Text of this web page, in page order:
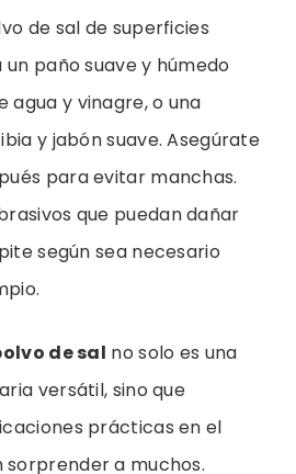
de sal de superficies
paño suave y húmedo
agua y vinagre, o una
y jabón suave. Asegúrate
para evitar manchas.
que puedan dañar
según sea necesario
de sal no solo es una
versátil, sino que
prácticas en el
sorprender a muchos.